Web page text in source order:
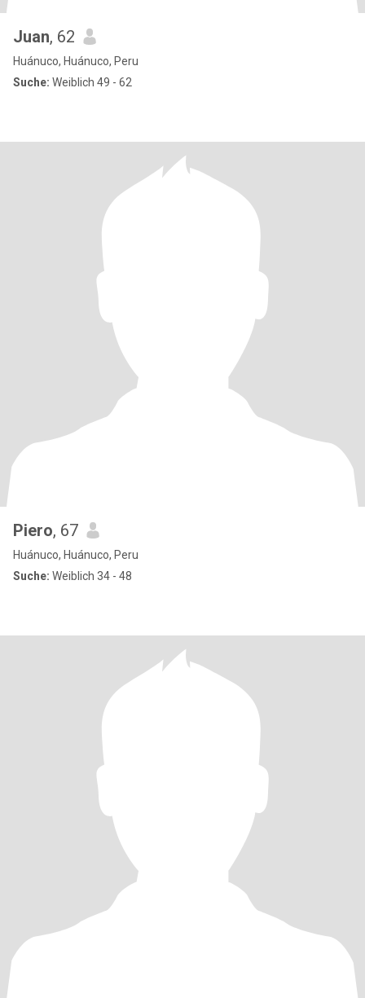
Juan, 62
Huánuco, Huánuco, Peru
Suche: Weiblich 49 - 62
Piero, 67
Huánuco, Huánuco, Peru
Suche: Weiblich 34 - 48